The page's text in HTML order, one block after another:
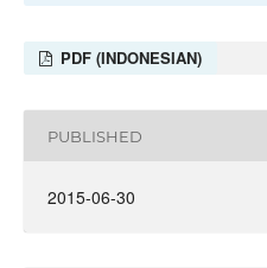
PDF (INDONESIAN)
PUBLISHED
2015-06-30